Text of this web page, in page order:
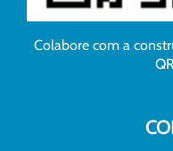
Colabore com a